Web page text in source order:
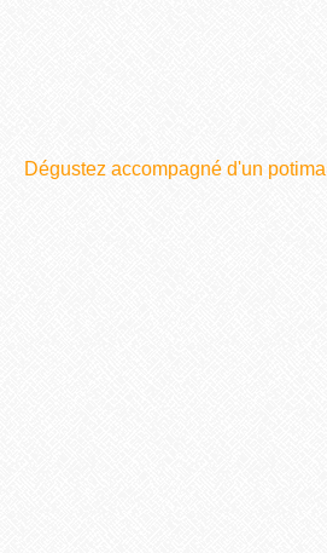
Dégustez accompagné d'un